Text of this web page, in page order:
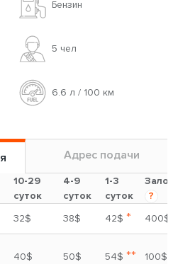
Бензин
5 чел
6.6 л / 100 км
Адрес подачи
10-29
суток
4-9
суток
1-3
суток
Залог
?
32$ 38$ 42$ *
400$
40$ 50$ 54$ ** 100$